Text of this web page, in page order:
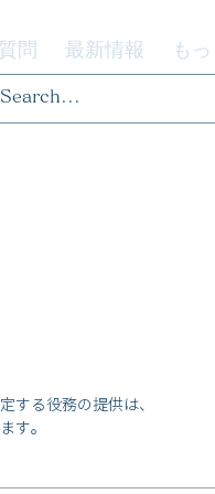
問 最新情報 も
する役務の提供は、
す。